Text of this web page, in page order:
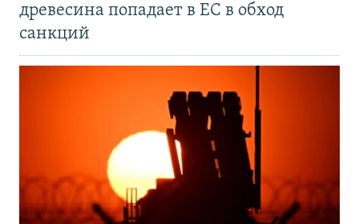
древесина попадает в ЕС в обход
санкций